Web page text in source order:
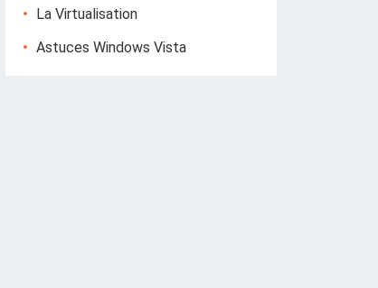
La Virtualisation
Astuces Windows Vista